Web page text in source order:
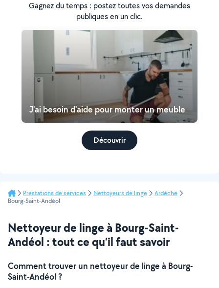
Gagnez du temps : postez toutes vos demandes
publiques en un clic.
J'ai besoin d'aide pour monter un meuble
Découvrir
Prestations de services Nettoyeurs de linge
Ardèche
Bourg-Saint-Andéol
Nettoyeur de linge à Bourg-Saint-
Andéol : tout ce qu’il faut savoir
Comment trouver un nettoyeur de linge à Bourg-
Saint-Andéol ?